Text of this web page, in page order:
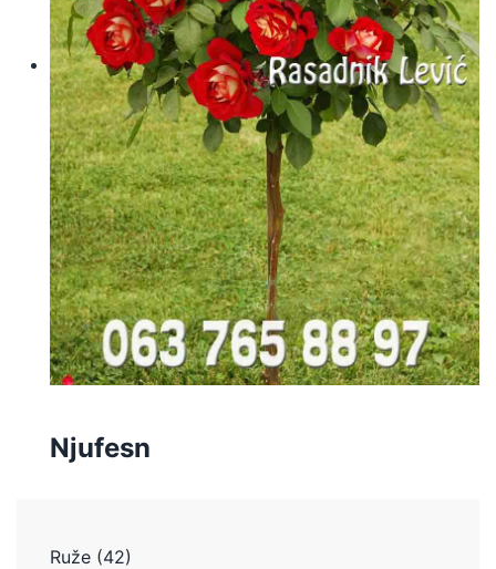
Njufesn
Ruže (42)